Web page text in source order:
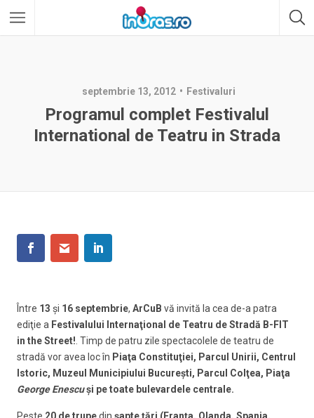
septembrie 13, 2012 Festivaluri
Programul complet Festivalul
International de Teatru in Strada
Între 13 şi 16 septembrie, ArCuB vă invită la cea de-a patra
ediţie a Festivalului Internaţional de Teatru de Stradă B-FIT
in the Street! . Timp de patru zile spectacolele de teatru de
stradă vor avea loc în Piaţa Constituţiei, Parcul Unirii, Centrul
Istoric, Muzeul Municipiului Bucureşti, Parcul Colţea, Piaţa
George Enescuşi pe toate bulevardele centrale.